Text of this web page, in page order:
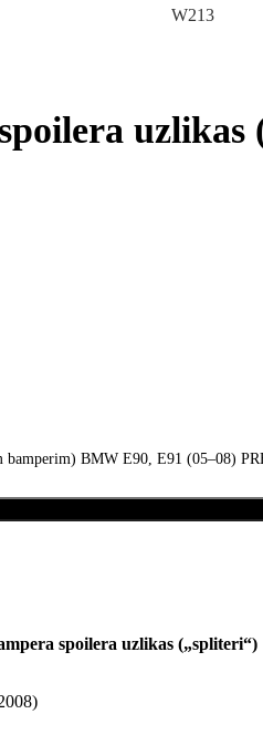
W213
bamperim) BMW E90, E91 (05–08)
spoilera uzlikas („spliteri“)